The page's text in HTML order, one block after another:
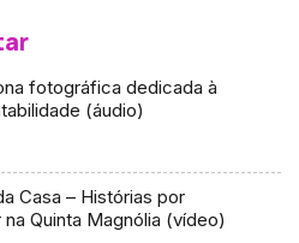
fotográfica dedicada à
(áudio)
Casa – Histórias por
na Quinta Magnólia (vídeo)